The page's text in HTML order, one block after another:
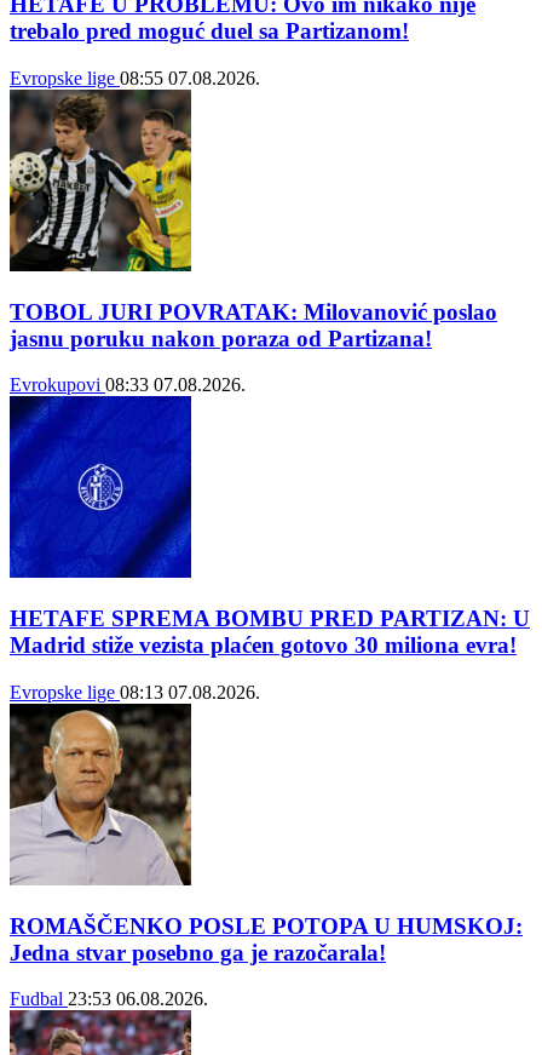
trebalo pred moguć duel sa Partizanom!
Evropske lige 08:55 07.08.2026.
TOBOL JURI POVRATAK: Milovanović poslao
jasnu poruku nakon poraza od Partizana!
Evrokupovi 08:33 07.08.2026.
HETAFE SPREMA BOMBU PRED PARTIZAN: U
Madrid stiže vezista plaćen gotovo 30 miliona evra!
Evropske lige 08:13 07.08.2026.
ROMAŠČENKO POSLE POTOPA U HUMSKOJ:
Jedna stvar posebno ga je razočarala!
Fudbal 23:53 06.08.2026.